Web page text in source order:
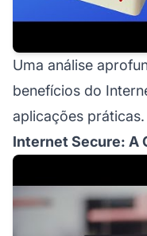
Uma análise
benefícios do
aplicações práticas.
Internet Secure: A